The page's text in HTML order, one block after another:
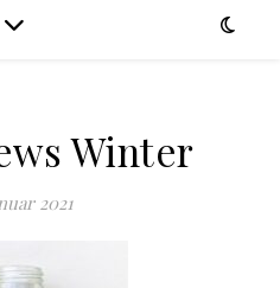
Winter
2021